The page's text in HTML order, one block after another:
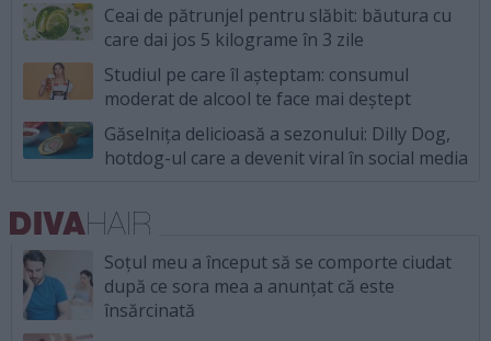
Ceai de pătrunjel pentru slăbit: băutura cu
care dai jos 5 kilograme în 3 zile
Studiul pe care îl așteptam: consumul
moderat de alcool te face mai deștept
Găselnița delicioasă a sezonului: Dilly Dog,
hotdog-ul care a devenit viral în social media
Soțul meu a început să se comporte ciudat
după ce sora mea a anunțat că este
însărcinată